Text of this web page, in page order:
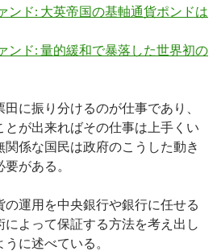
ンド: 大英帝国の基軸通貨ポンドは
ンド: 量的緩和で暴落した世界初の
に振り分けるのが仕事であり、
が出来ればその仕事は上手くい
関係な国民は政府のこうした動き
がある。
運用を中央銀行や銀行に任せる
よって保証する方法を考え出し
に述べている。